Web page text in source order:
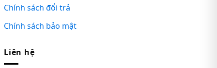
Chính sách đổi trả
Chính sách bảo mật
Liên hệ